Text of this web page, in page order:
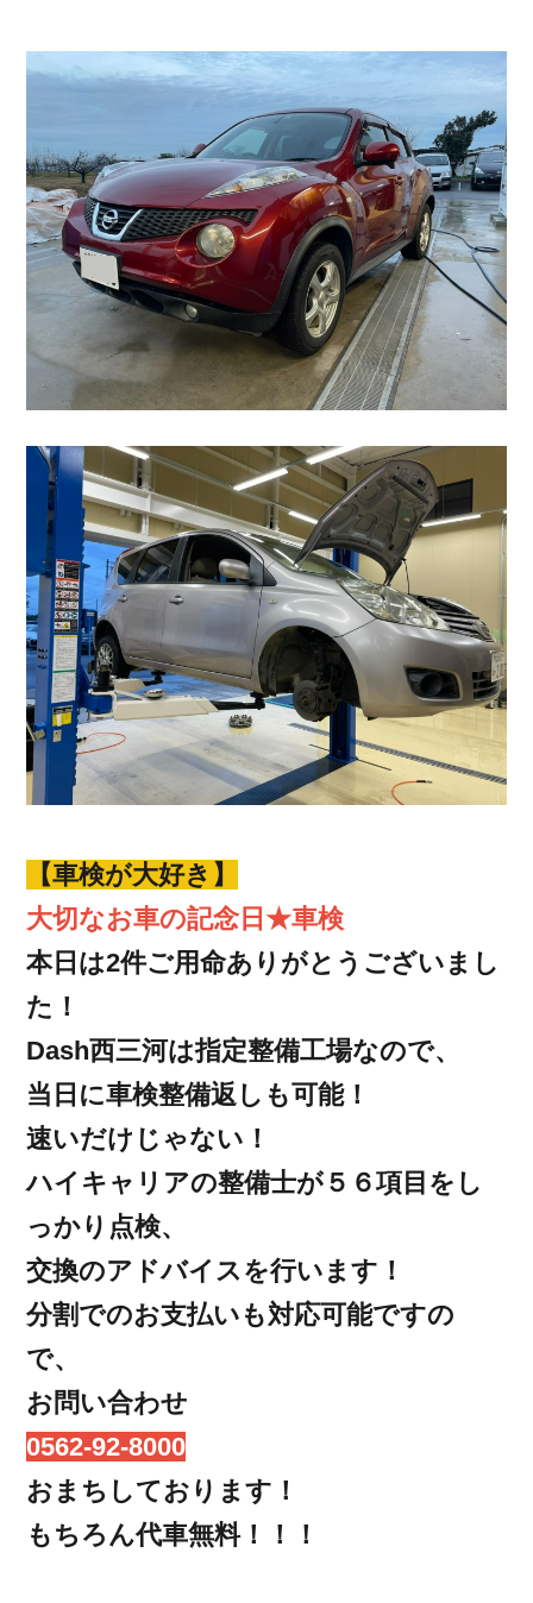
【車検が大好き】
大切なお車の記念日★車検
本日は2件ご用命ありがとうございまし
た！
Dash西三河は指定整備工場なので、
当日に車検整備返しも可能！
速いだけじゃない！
ハイキャリアの整備士が５６項目をし
っかり点検、
交換のアドバイスを行います！
分割でのお支払いも対応可能ですの
で、
お問い合わせ
0562-92-8000
おまちしております！
もちろん代車無料！！！